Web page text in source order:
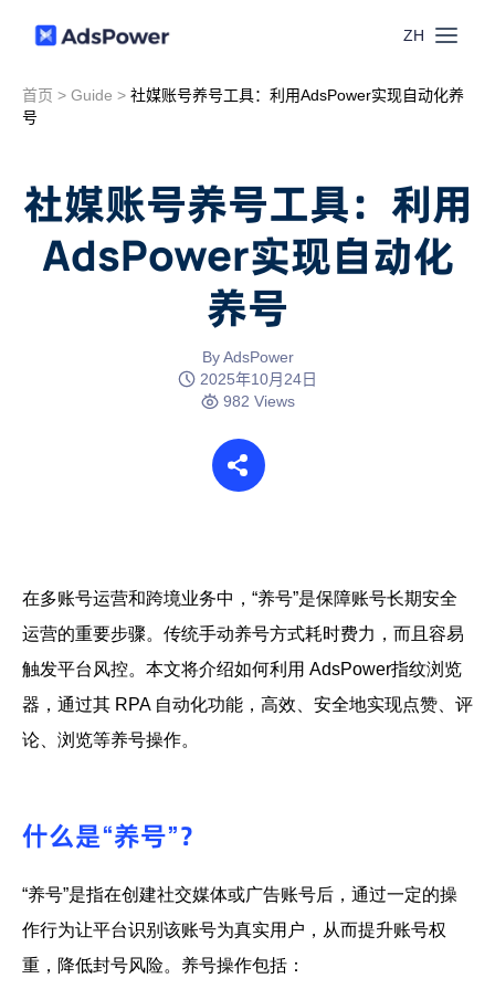
ZH
功能
窗口同步
账号安全
联盟营销
流量套利
票务管理
资源
免费工具
首页 > Guide > 社媒账号养号工具：利用AdsPower实现自动化养
号
社媒账号养号工具：利用
AdsPower实现自动化
养号
By AdsPower
2025年10月24日
982 Views
在多账号运营和跨境业务中，“养号”是保障账号长期安全
运营的重要步骤。传统手动养号方式耗时费力，而且容易
触发平台风控。本文将介绍如何利用 AdsPower指纹浏览
器 ，通过其 RPA 自动化功能 ，高效、安全地实现点赞、评
论、浏览等养号操作。
什么是“养号”？
“养号”是指在创建社交媒体或广告账号后，通过一定的操
作行为让平台识别该账号为真实用户，从而提升账号权
重，降低封号风险。养号操作包括：